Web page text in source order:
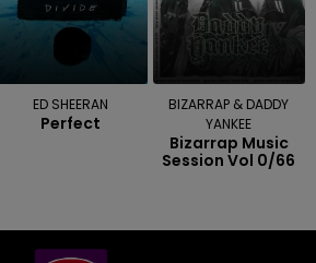
ED SHEERAN
Perfect
BIZARRAP & DADDY
YANKEE
Bizarrap Music
Session Vol 0/66